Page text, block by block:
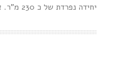
יחידה נפרדת של כ 230 מ"ר. אפשרות לבריכה במרפסת.